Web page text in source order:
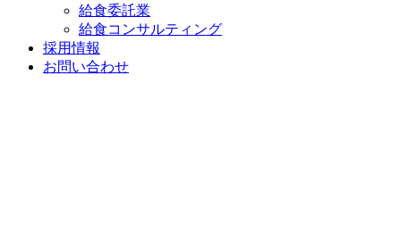
給食委託業
給食コンサルティング
採用情報
お問い合わせ